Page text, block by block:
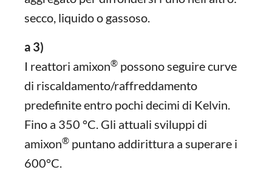
secco, liquido o gassoso.
a 3)
I reattori amixon® possono seguire curve
di riscaldamento/raffreddamento
predefinite entro pochi decimi di Kelvin.
Fino a 350 °C. Gli attuali sviluppi di
amixon® puntano addirittura a superare i
600°C.